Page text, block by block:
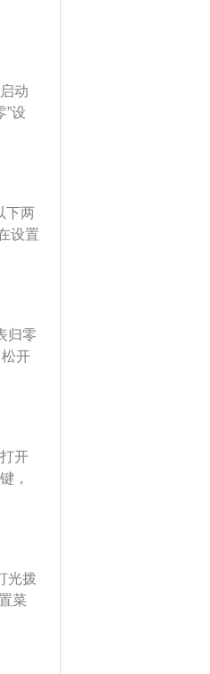
新
保
动
”设
杆
到保
认；
下两
设置
仪
；
项，
归零
开
除
。
开
，
模式
零两
光拨
菜
一
千